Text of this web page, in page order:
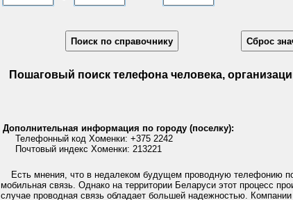
Пошаговый поиск телефона человека,
Дополнительная информация по городу (поселку):
Телефонный код Хоменки: +375 2242
Почтовый индекс Хоменки: 213221
Есть мнения, что в недалеком будущем проводную телефонию
мобильная связь. Однако на территории Беларуси этот процесс
случае проводная связь обладает большей надежностью.